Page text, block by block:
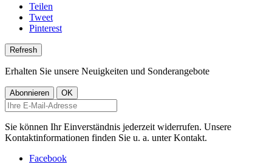
Teilen
Tweet
Pinterest
Erhalten Sie unsere Neuigkeiten und Sonderangebote
Sie können Ihr Einverständnis jederzeit widerrufen. Unsere
Kontaktinformationen finden Sie u. a. unter Kontakt.
Facebook